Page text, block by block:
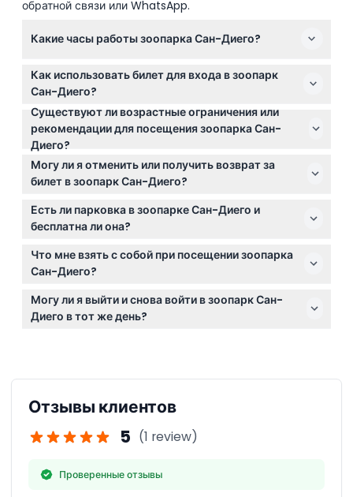
обратной связи или WhatsApp.
Какие часы работы зоопарка Сан-Диего?
Зоопарк Сан-Диего открыт ежедневно с 9:00 до
18:00, с продленными часами в некоторые сезоны
(может изменяться — пожалуйста, уточняйте при
бронировании).
Как использовать билет для входа в зоопарк
Сан-Диего?
Просто покажите билет на смартфоне на входе. Ваш
билет действителен в любое время в день вашего
посещения в часы работы.
Существуют ли возрастные ограничения или
рекомендации для посещения зоопарка Сан-
Диего?
Дети в возрасте от 0 до 2 лет проходят бесплатно, а
с 12 лет и старше оплачивается взрослый билет.
Дети младше 15 лет должны быть в сопровождении
взрослого с оплаченным билетом.
Могу ли я отменить или получить возврат за
билет в зоопарк Сан-Диего?
Билеты не подлежат возврату и не могут быть
отменены, поэтому планируйте своё посещение
внимательно, чтобы использовать билет в
забронированное время и дату.
Есть ли парковка в зоопарке Сан-Диего и
бесплатна ли она?
Парковка в зоопарке доступна, но с января 2026
года она не бесплатна; взимается плата за
парковку.
Что мне взять с собой при посещении зоопарка
Сан-Диего?
Возьмите удобную обувь для ходьбы,
солнцезащитный крем, шляпу и смартфон с
готовым билетом. Доступны камеры хранения для
Могу ли я выйти и снова войти в зоопарк Сан-
Диего в тот же день?
Отзывы клиентов
5 (1 review)
Проверенные отзывы